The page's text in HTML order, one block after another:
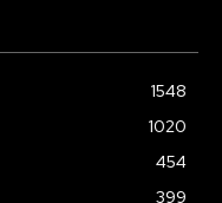
1548
1020
454
399